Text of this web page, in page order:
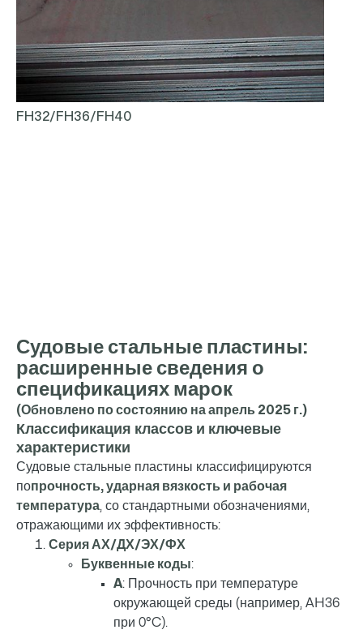
FH32/FH36/FH40
Судовые стальные пластины:
расширенные сведения о
спецификациях марок
(Обновлено по состоянию на апрель 2025 г.)
Классификация классов и ключевые
характеристики
Судовые стальные пластины классифицируются
попрочность, ударная вязкость и рабочая
температура, со стандартными обозначениями,
отражающими их эффективность:
Серия АХ/ДХ/ЭХ/ФХ
Буквенные коды:
A: Прочность при температуре
окружающей среды (например, AH36
при 0°C).